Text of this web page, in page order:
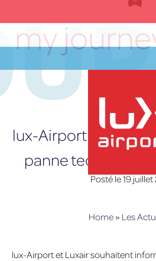
to
contentmy
lux-Airport et Luxair
panne
Posté le19 juillet
Home » Les
lux-Airport et Luxair souhaitent